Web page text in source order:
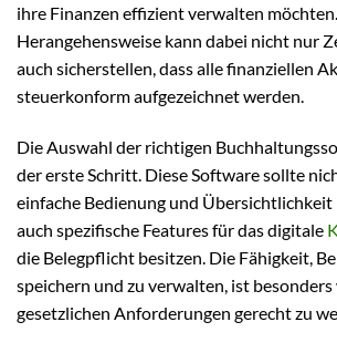
ihre Finanzen effizient verwalten
Herangehensweise kann dabei nicht nur
auch sicherstellen, dass alle finanziellen
steuerkonform aufgezeichnet werden.
Die Auswahl der richtigen
der erste Schritt. Diese Software sollte
einfache Bedienung und Übersichtlichkeit
auch spezifische Features für das digitale
die Belegpflicht besitzen. Die Fähigkeit,
speichern und zu verwalten, ist
gesetzlichen Anforderungen gerecht zu